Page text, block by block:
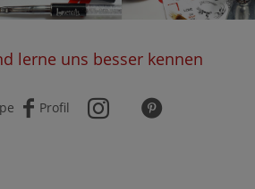
lerne uns besser kennen
Profil